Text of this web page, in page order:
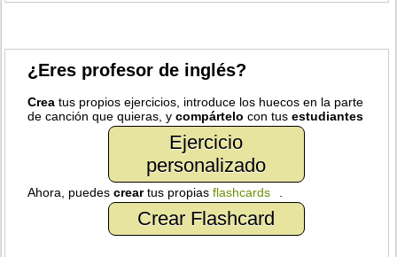
¿Eres profesor de inglés?
Crea tus propios ejercicios, introduce los huecos en la parte
de canción que quieras, ycompártelo con tusestudiantes
Ejercicio
personalizado
Ahora, puedescreartus propiasflashcards
Crear Flashcard